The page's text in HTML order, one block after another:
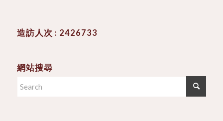
造訪人次 : 2426733
網站搜尋